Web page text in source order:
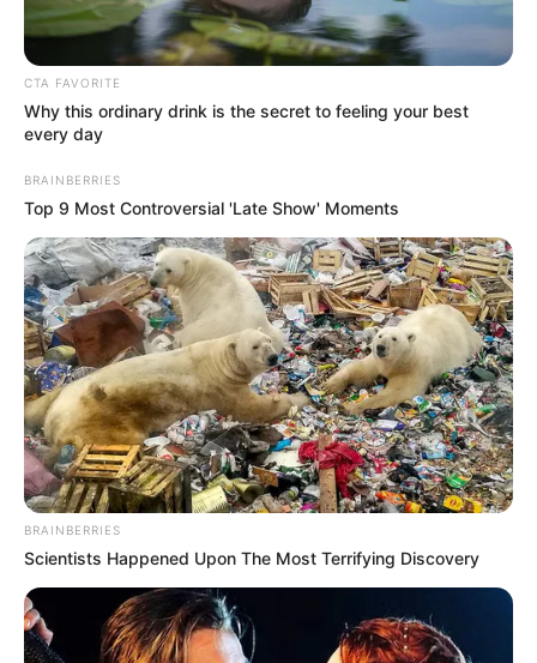
CTA FAVORITE
Why this ordinary drink is the secret to feeling your best
every day
BRAINBERRIES
Top 9 Most Controversial 'Late Show' Moments
BRAINBERRIES
Scientists Happened Upon The Most Terrifying Discovery